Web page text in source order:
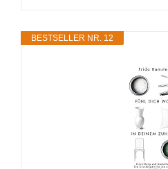
BESTSELLER NR. 12